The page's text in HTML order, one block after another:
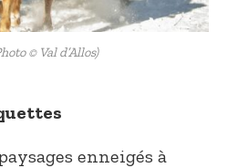
© Val d’Allos)
enneigés à